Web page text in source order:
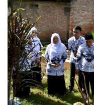
Pengumuman
Layanan Publik
Whistleblowing System
Tentang Kami